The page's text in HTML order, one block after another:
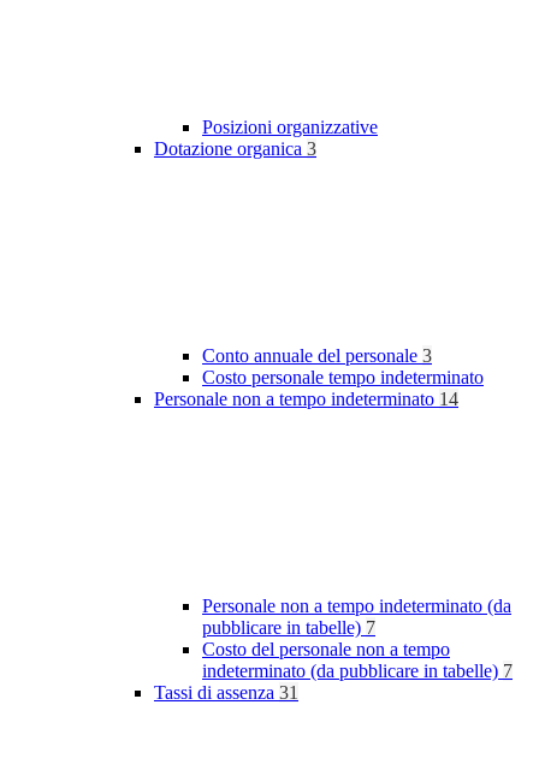
Posizioni organizzative
Dotazione organica 3
Conto annuale del personale 3
Costo personale tempo indeterminato
Personale non a tempo indeterminato 14
Personale non a tempo indeterminato (da
pubblicare in tabelle) 7
Costo del personale non a tempo
indeterminato (da pubblicare in tabelle) 7
Tassi di assenza 31